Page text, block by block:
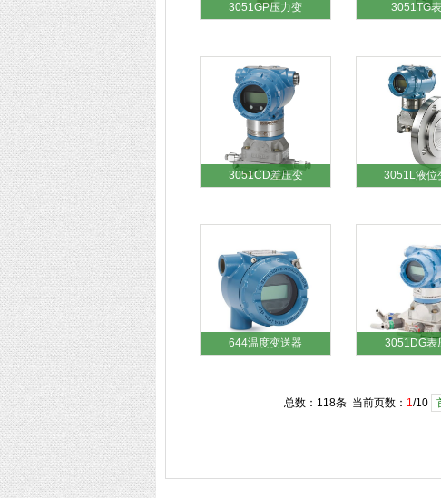
3051GP压力变 3051TG
3051CD差压变 3051L液位
644温度变送器 3051DG表
总数：118条 当前页数： 1/10